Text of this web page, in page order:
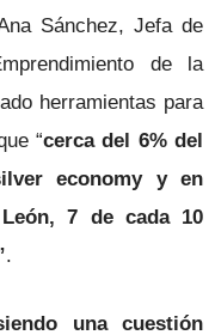
Sánchez, Jefa de
de la
herramientas para
“cerca del 6% del
economy y en
7 de cada 10
.
una cuestión